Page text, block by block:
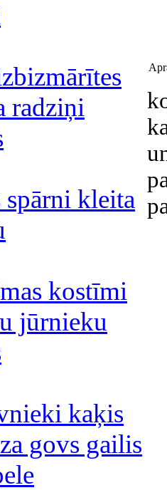
radziņi
spārni kleita
kostīmi
jūrnieku
kaķis
govs gailis